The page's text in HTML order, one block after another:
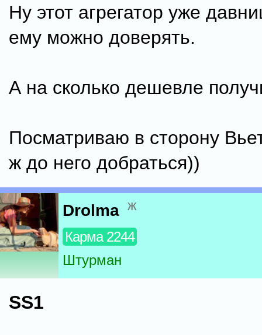
Ну этот агрегатор уже
ему можно доверять.
А на сколько дешевле
Посматриваю в сторону
ж до него добраться))
Drolma ж
Карма 2244
Штурман
SS1